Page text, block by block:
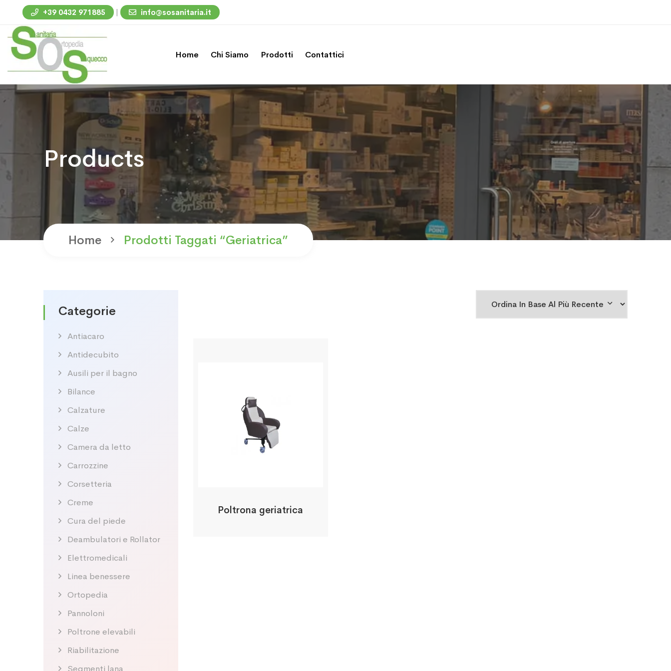
+39 0432 971885 | info@sosanitaria.it
Home Chi Siamo Prodotti Contattici
Products
Home Prodotti Taggati “geriatrica”
Categorie
Antiacaro
Antidecubito
Ausili per il bagno
Bilance
Calzature
Calze
Camera da letto
Carrozzine
Corsetteria
Creme
Cura del piede
Deambulatori e Rollator
Elettromedicali
Linea benessere
Ortopedia
Pannoloni
Poltrone elevabili
Riabilitazione
Segmenti lana
Poltrona geriatrica